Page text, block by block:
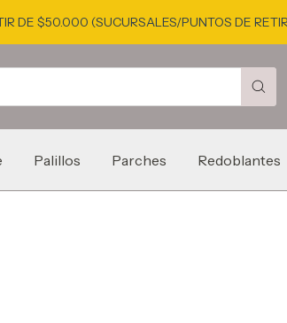
DE $50.000 (SUCURSALES/PUNTOS DE
Palillos Parches Redoblantes